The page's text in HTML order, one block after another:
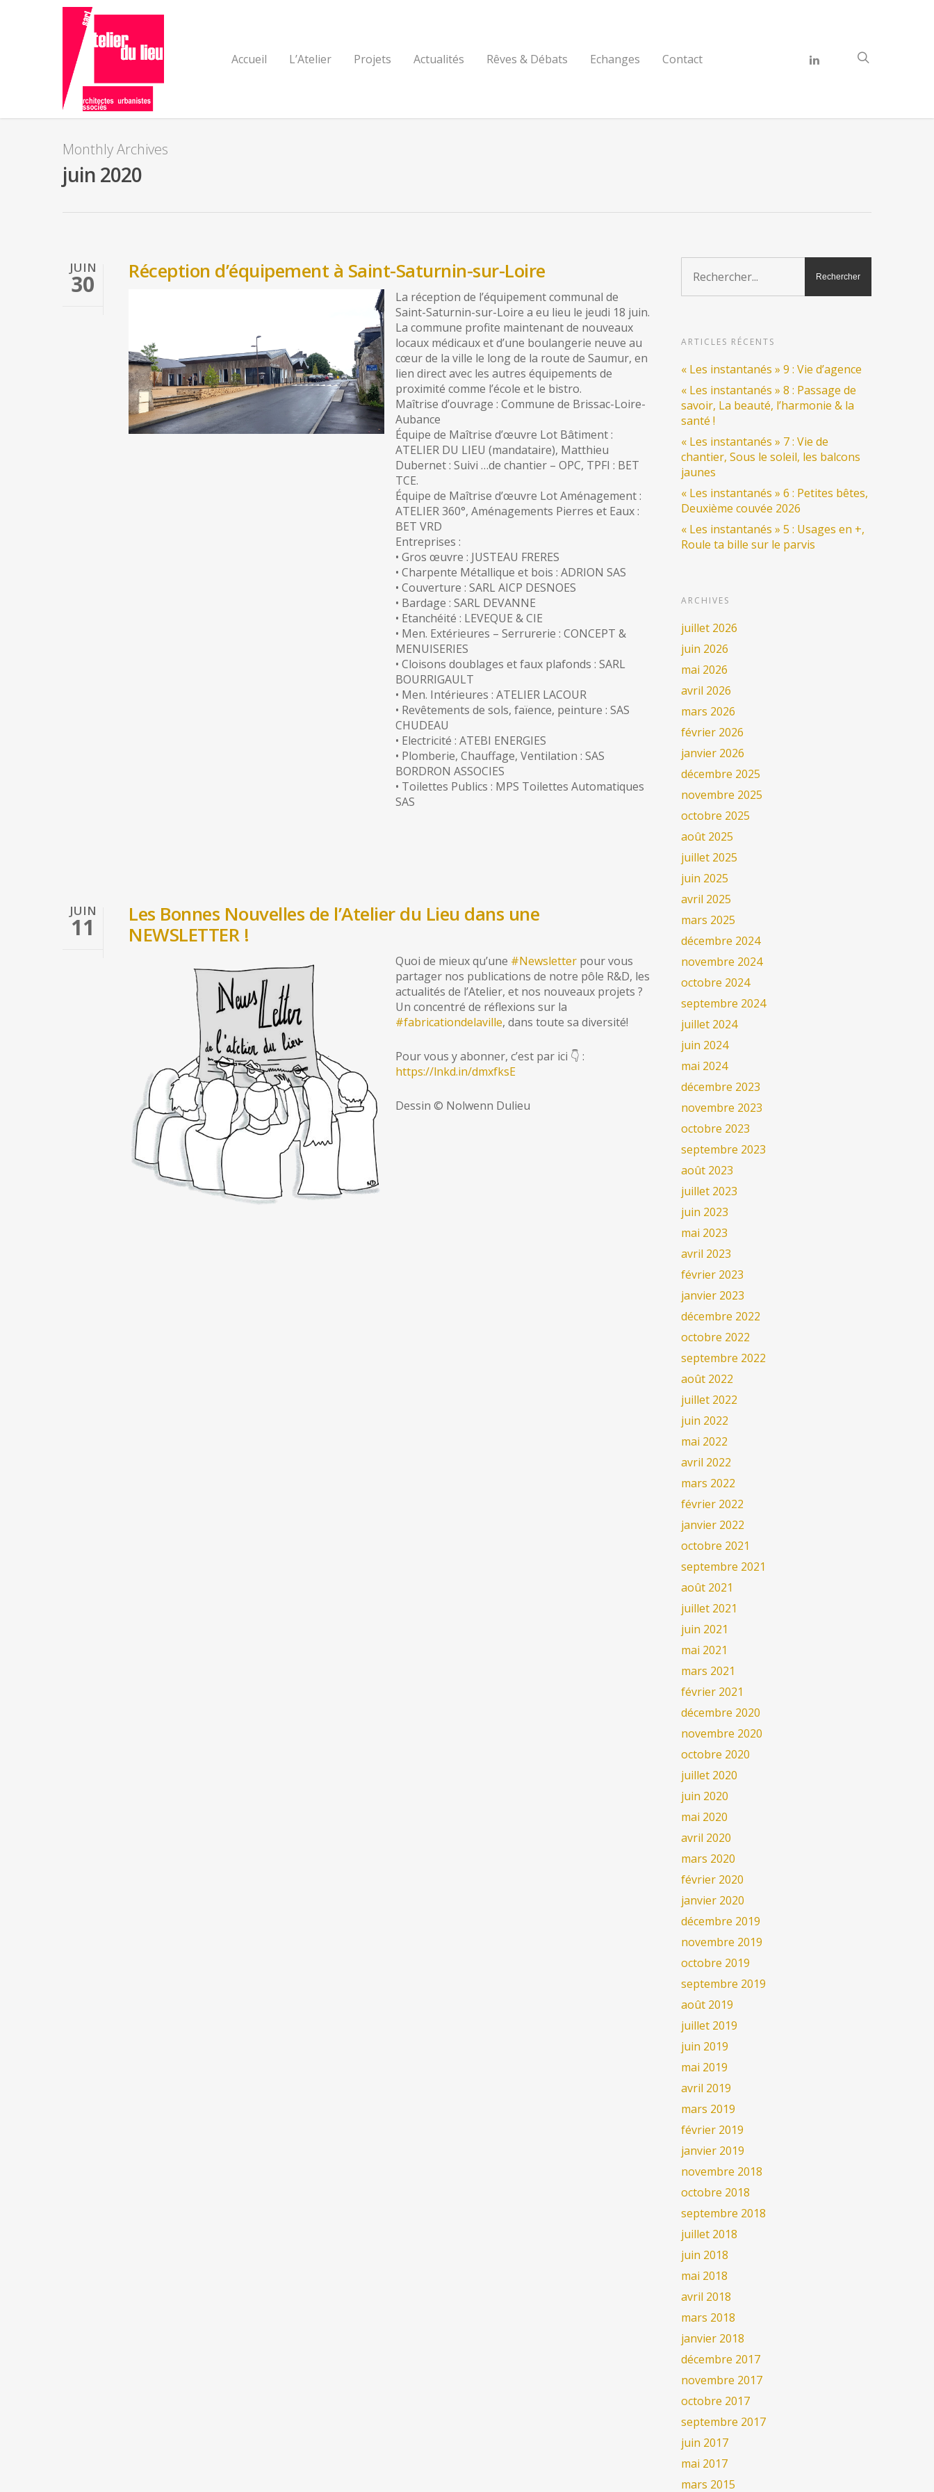
Accueil L’Atelier Projets Actualités Rêves & Débats Echanges Contact
Monthly Archives
juin 2020
JUIN
30 Réception d’équipement à Saint-Saturnin-sur-Loire
La réception de l’équipement communal de
Saint-Saturnin-sur-Loire a eu lieu le jeudi 18 juin.
La commune profite maintenant de nouveaux
locaux médicaux et d’une boulangerie neuve au
cœur de la ville le long de la route de Saumur, en
lien direct avec les autres équipements de
proximité comme l’école et le bistro.
Maîtrise d’ouvrage : Commune de Brissac-Loire-
Aubance
Équipe de Maîtrise d’œuvre Lot Bâtiment :
ATELIER DU LIEU (mandataire), Matthieu
Dubernet : Suivi …de chantier – OPC, TPFI : BET
TCE.
Équipe de Maîtrise d’œuvre Lot Aménagement :
ATELIER 360°, Aménagements Pierres et Eaux :
BET VRD
Entreprises :
• Gros œuvre : JUSTEAU FRERES
• Charpente Métallique et bois : ADRION SAS
• Couverture : SARL AICP DESNOES
• Bardage : SARL DEVANNE
• Etanchéité : LEVEQUE & CIE
• Men. Extérieures – Serrurerie : CONCEPT &
MENUISERIES
• Cloisons doublages et faux plafonds : SARL
BOURRIGAULT
• Men. Intérieures : ATELIER LACOUR
• Revêtements de sols, faïence, peinture : SAS
CHUDEAU
• Electricité : ATEBI ENERGIES
• Plomberie, Chauffage, Ventilation : SAS
BORDRON ASSOCIES
• Toilettes Publics : MPS Toilettes Automatiques
SAS
JUIN
11
Les Bonnes Nouvelles de l’Atelier du Lieu dans une
NEWSLETTER !
Quoi de mieux qu’une #Newsletterpour vous
partager nos publications de notre pôle R&D, les
actualités de l’Atelier, et nos nouveaux projets ?
Un concentré de réflexions sur la
#fabricationdelaville, dans toute sa diversité!
Pour vous y abonner, c’est par ici 👇 :
https://lnkd.in/dmxfksE
Dessin © Nolwenn Dulieu
ARTICLES RÉCENTS
« Les instantanés » 9 : Vie d’agence
« Les instantanés » 8 : Passage de
savoir, La beauté, l’harmonie & la
santé !
« Les instantanés » 7 : Vie de
chantier, Sous le soleil, les balcons
jaunes
« Les instantanés » 6 : Petites bêtes,
Deuxième couvée 2026
« Les instantanés » 5 : Usages en +,
Roule ta bille sur le parvis
ARCHIVES
juillet 2026
juin 2026
mai 2026
avril 2026
mars 2026
février 2026
janvier 2026
décembre 2025
novembre 2025
octobre 2025
août 2025
juillet 2025
juin 2025
avril 2025
mars 2025
décembre 2024
novembre 2024
octobre 2024
septembre 2024
juillet 2024
juin 2024
mai 2024
décembre 2023
novembre 2023
octobre 2023
septembre 2023
août 2023
juillet 2023
juin 2023
mai 2023
avril 2023
février 2023
janvier 2023
décembre 2022
octobre 2022
septembre 2022
août 2022
juillet 2022
juin 2022
mai 2022
avril 2022
mars 2022
février 2022
janvier 2022
octobre 2021
septembre 2021
août 2021
juillet 2021
juin 2021
mai 2021
mars 2021
février 2021
décembre 2020
novembre 2020
octobre 2020
juillet 2020
juin 2020
mai 2020
avril 2020
mars 2020
février 2020
janvier 2020
décembre 2019
novembre 2019
octobre 2019
septembre 2019
août 2019
juillet 2019
juin 2019
mai 2019
avril 2019
mars 2019
février 2019
janvier 2019
novembre 2018
octobre 2018
septembre 2018
juillet 2018
juin 2018
mai 2018
avril 2018
mars 2018
janvier 2018
décembre 2017
novembre 2017
octobre 2017
septembre 2017
juin 2017
mai 2017
mars 2015